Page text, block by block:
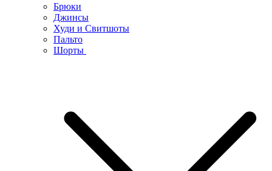
Брюки
Джинсы
Худи и Свитшоты
Пальто
Шорты